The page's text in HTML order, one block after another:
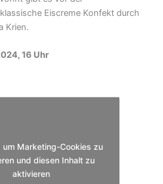
Eiscreme Konfekt durch
Krien.
16 Uhr
um Marketing-Cookies zu
und diesen Inhalt zu
aktivieren